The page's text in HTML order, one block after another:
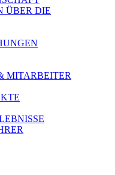
ÜBER DIE
MITARBEITER